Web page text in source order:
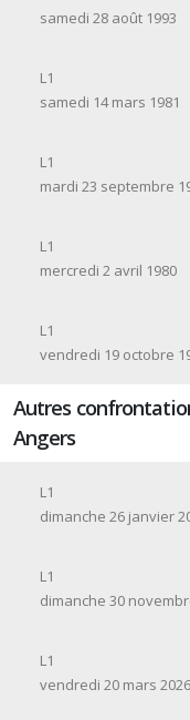
samedi 28 août 1993
L1
samedi 14 mars 1981
L1
mardi 23 septembre
L1
mercredi 2 avril 1980
L1
vendredi 19 octobre
Autres
Angers
L1
dimanche 26 janvier
L1
dimanche 30
L1
vendredi 20 mars 2026